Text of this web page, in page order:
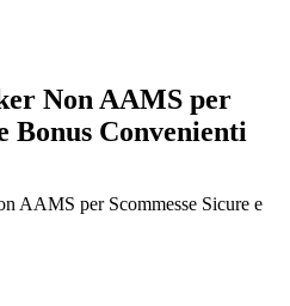
Non AAMS per
Bonus Convenienti
AAMS per Scommesse Sicure e